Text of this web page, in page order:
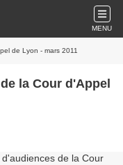
MENU
de Lyon - mars 2011
la Cour d'Appel